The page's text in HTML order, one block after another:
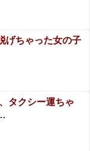
げちゃった女の子
タクシー運ちゃ